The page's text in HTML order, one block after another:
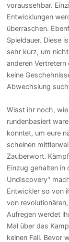
voraussehbar.
Entwicklungen
überraschen.
Spieldauer. Diese
sehr kurz, um
anderen
keine
Abwechslung
Wisst ihr noch,
rundenbasiert
konntet, um eure
scheinen
Zauberwort.
Einzug gehalten in
Undiscovery"
Entwickler so von
von
Aufregen werdet
Mal über das
keinen Fall. Bevor